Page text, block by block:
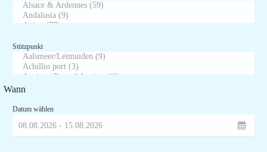
Stützpunkt
Wann
Datum wählen